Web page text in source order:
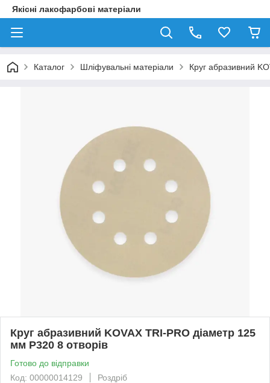
Якісні лакофарбові матеріали
Каталог Шліфувальні матеріали Круг абразивний
Круг абразивний KOVAX TRI-PRO діаметр 125
мм P320 8 отворів
Готово до відправки
Код: 00000014129
Роздріб